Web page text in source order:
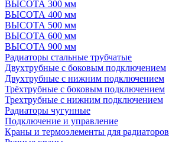
ВЫСОТА 300 мм
ВЫСОТА 400 мм
ВЫСОТА 500 мм
ВЫСОТА 600 мм
ВЫСОТА 900 мм
Радиаторы стальные трубчатые
Двухтрубные с боковым подключением
Двухтрубные с нижним подключением
Трёхтрубные с боковым подключением
Трехтрубные с нижним подключением
Радиаторы чугунные
Подключение и управление
Краны и термоэлементы для радиаторов